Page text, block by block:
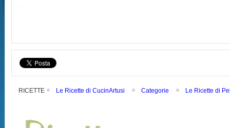
RICETTE Le Ricette di CucinArtusi Categorie Le Ricette di